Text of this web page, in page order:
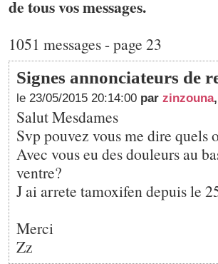
de tous vos messages.
1051 messages - page 23
Signes annonciateurs de
le 23/05/2015 20:14:00 par zinzouna,
Salut Mesdames
Svp pouvez vous me dire quels
Avec vous eu des douleurs au
ventre?
J ai arrete tamoxifen depuis le
Merci
Zz